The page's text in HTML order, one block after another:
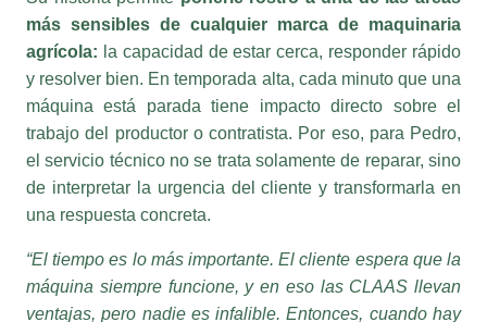
agrícola:la capacidad de estar cerca, responder rápido
y resolver bien. En temporada alta, cada minuto que una
máquina está parada tiene impacto directo sobre el
trabajo del productor o contratista. Por eso, para Pedro,
el servicio técnico no se trata solamente de reparar, sino
de interpretar la urgencia del cliente y transformarla en
una respuesta concreta.
“El tiempo es lo más importante. El cliente espera que la
máquina siempre funcione, y en eso las CLAAS llevan
ventajas, pero nadie es infalible. Entonces, cuando hay
que resolver, hay que hacerlo bien y lo más rápido